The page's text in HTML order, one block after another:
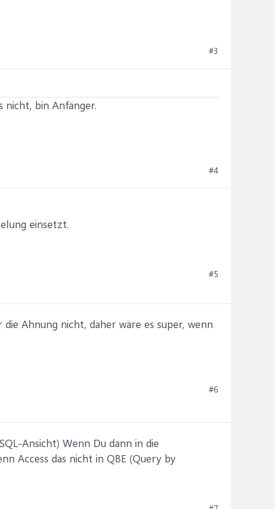
#3
bin Anfänger.
#4
einsetzt.
#5
Ahnung nicht, daher wäre es super, wenn
#6
Ansicht) Wenn Du dann in die
Access das nicht in QBE (Query by